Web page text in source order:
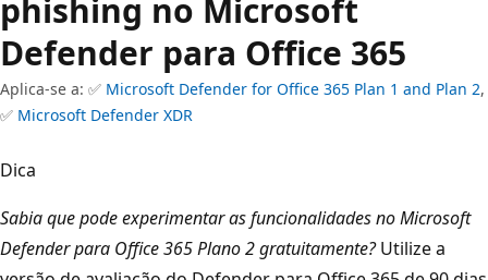
phishing no Microsoft
Defender para Office 365
Aplica-se a: ✅ Microsoft Defender for Office 365 Plan 1 and Plan 2,
✅ Microsoft Defender XDR
Dica
Sabia que pode experimentar as funcionalidades no Microsoft
Defender para Office 365 Plano 2 gratuitamente?Utilize a